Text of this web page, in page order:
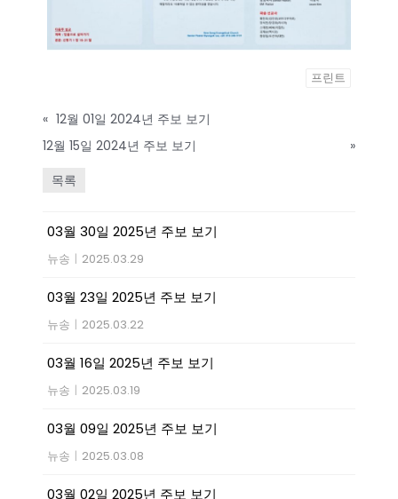
프린트
« 12월 01일 2024년 주보 보기
12월 15일 2024년 주보 보기
»
목록
03월 30일 2025년 주보 보기
뉴송 | 2025.03.29
03월 23일 2025년 주보 보기
뉴송 | 2025.03.22
03월 16일 2025년 주보 보기
뉴송 | 2025.03.19
03월 09일 2025년 주보 보기
뉴송 | 2025.03.08
03월 02일 2025년 주보 보기